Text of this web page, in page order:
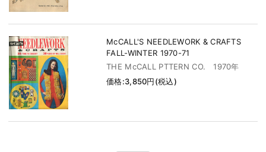
McCALL'S NEEDLEWORK & CRAFTS
FALL-WINTER 1970-71
THE McCALL PTTERN CO. 1970年
価格:3,850円(税込)